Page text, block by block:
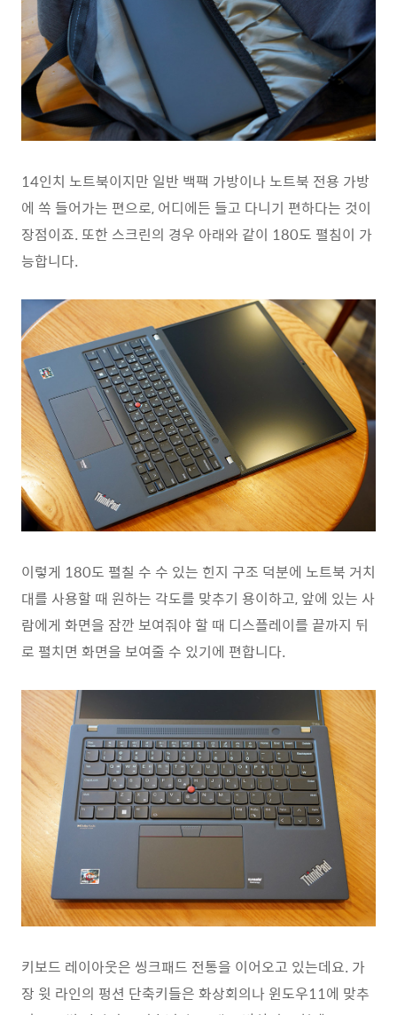
14인치 노트북이지만 일반 백팩 가방이나 노트북 전용 가방
에 쏙 들어가는 편으로, 어디에든 들고 다니기 편하다는 것이
장점이죠. 또한 스크린의 경우 아래와 같이 180도 펼침이 가
능합니다.
이렇게 180도 펼칠 수 수 있는 힌지 구조 덕분에 노트북 거치
대를 사용할 때 원하는 각도를 맞추기 용이하고, 앞에 있는 사
람에게 화면을 잠깐 보여줘야 할 때 디스플레이를 끝까지 뒤
로 펼치면 화면을 보여줄 수 있기에 편합니다.
키보드 레이아웃은 씽크패드 전통을 이어오고 있는데요. 가
장 윗 라인의 펑션 단축키들은 화상회의나 윈도우11에 맞추